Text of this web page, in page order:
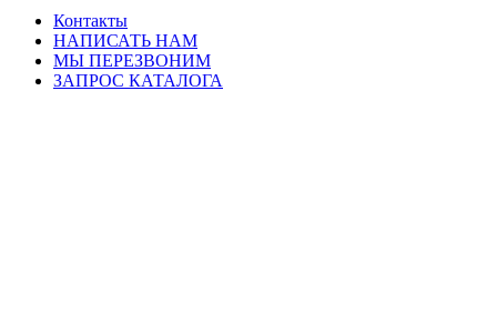
Контакты
НАПИСАТЬ НАМ
МЫ ПЕРЕЗВОНИМ
ЗАПРОС КАТАЛОГА